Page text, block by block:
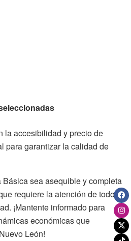
la accesibilidad y precio de
para garantizar la calidad de
sea asequible y completa
requiere la atención de todos
¡Mantente informado para
económicas que
León!